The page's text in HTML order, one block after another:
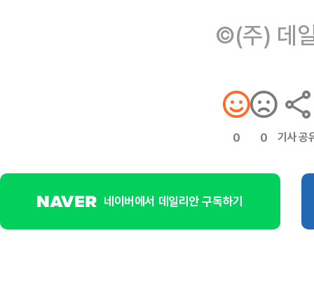
©(주) 데
0 0 기사 공
네이버에서 데일리안 구독하기